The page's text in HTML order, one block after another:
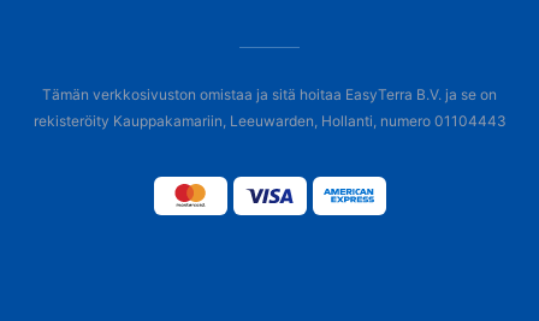
Tämän verkkosivuston omistaa ja sitä hoitaa EasyTerra B.V. ja se on
rekisteröity Kauppakamariin, Leeuwarden, Hollanti, numero 01104443